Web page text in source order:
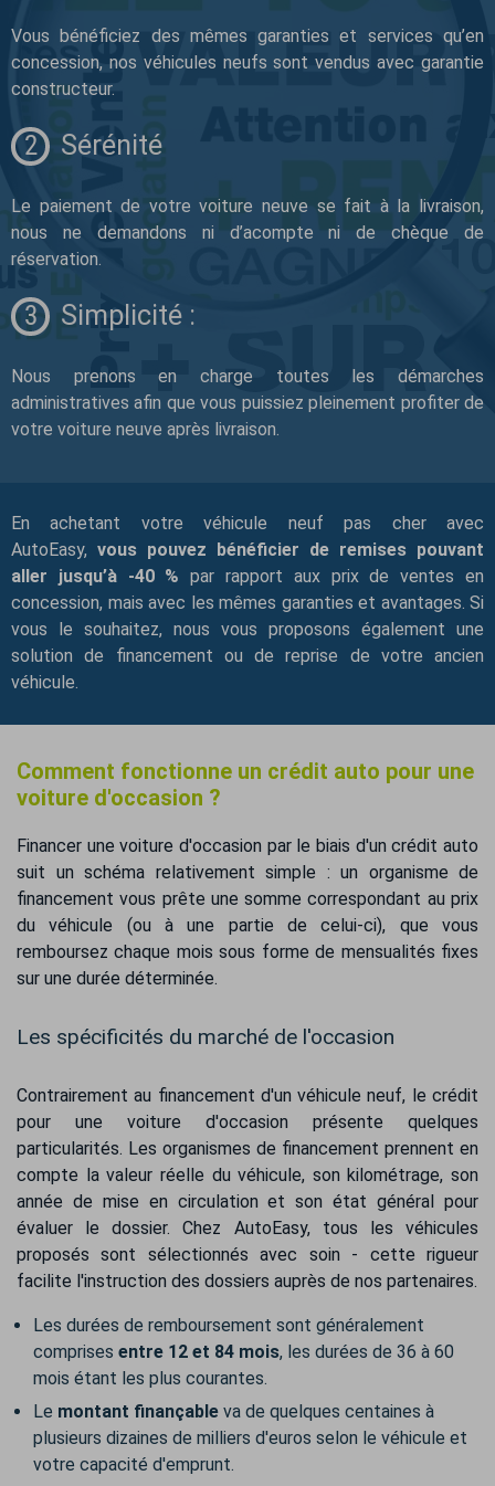
Vous bénéficiez des mêmes garanties et services qu’en
concession, nos véhicules neufs sont vendus avec garantie
constructeur.
Sérénité
Le paiement de votre voiture neuve se fait à la livraison,
nous ne demandons ni d’acompte ni de chèque de
réservation.
Simplicité :
Nous prenons en charge toutes les démarches
administratives afin que vous puissiez pleinement profiter de
votre voiture neuve après livraison.
En achetant votre véhicule neuf pas cher avec
AutoEasy, vous pouvez bénéficier de remises pouvant
aller jusqu’à -40 % par rapport aux prix de ventes en
concession, mais avec les mêmes garanties et avantages. Si
vous le souhaitez, nous vous proposons également une
solution de financement ou de reprise de votre ancien
véhicule.
Comment fonctionne un crédit auto pour une
voiture d'occasion ?
Financer une voiture d'occasion par le biais d'un crédit auto
suit un schéma relativement simple : un organisme de
financement vous prête une somme correspondant au prix
du véhicule (ou à une partie de celui-ci), que vous
remboursez chaque mois sous forme de mensualités fixes
sur une durée déterminée.
Les spécificités du marché de l'occasion
Contrairement au financement d'un véhicule neuf, le crédit
pour une voiture d'occasion présente quelques
particularités. Les organismes de financement prennent en
compte la valeur réelle du véhicule, son kilométrage, son
année de mise en circulation et son état général pour
évaluer le dossier. Chez AutoEasy, tous les véhicules
proposés sont sélectionnés avec soin - cette rigueur
facilite l'instruction des dossiers auprès de nos partenaires.
Les durées de remboursement sont généralement
comprises entre 12 et 84 mois, les durées de 36 à 60
mois étant les plus courantes.
Le montant finançable va de quelques centaines à
plusieurs dizaines de milliers d'euros selon le véhicule et
votre capacité d'emprunt.